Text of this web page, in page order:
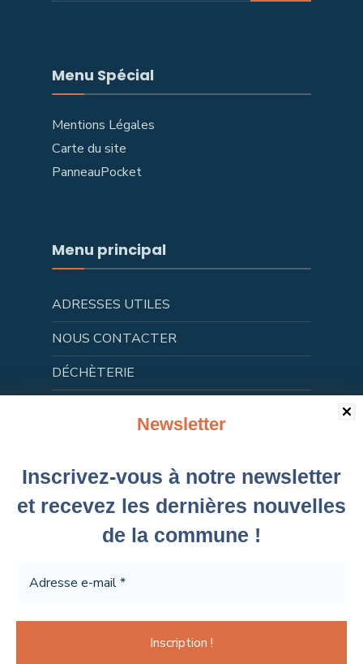
Newsletter
Inscrivez-vous à notre newsletter
et recevez les dernières nouvelles
de la commune !
Menu Spécial
Mentions Légales
Carte du site
PanneauPocket
Menu principal
ADRESSES UTILES
NOUS CONTACTER
DÉCHÈTERIE
CONCERTATION
Prochains Évènements
Aucun évènement